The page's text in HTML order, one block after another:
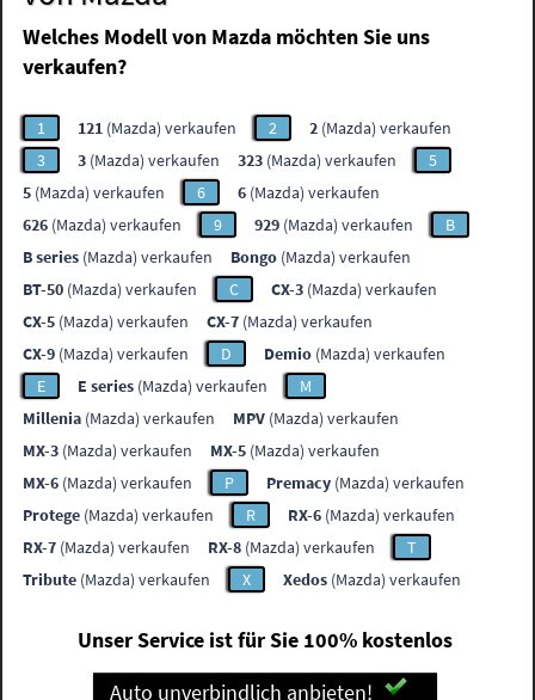
Welches Modell von Mazda möchten Sie uns
verkaufen?
1 121 (Mazda) verkaufen 2 2 (Mazda) verkaufen
3
3 (Mazda) verkaufen 323 (Mazda) verkaufen
5
5 (Mazda) verkaufen 6 6 (Mazda) verkaufen
626 (Mazda) verkaufen 9 929 (Mazda) verkaufen
B
B series (Mazda) verkaufen Bongo (Mazda) verkaufen
BT-50 (Mazda) verkaufen C CX-3 (Mazda) verkaufen
CX-5 (Mazda) verkaufen CX-7 (Mazda) verkaufen
CX-9 (Mazda) verkaufen D Demio (Mazda) verkaufen
E
E series (Mazda) verkaufen
M
Millenia (Mazda) verkaufen MPV (Mazda) verkaufen
MX-3 (Mazda) verkaufen MX-5 (Mazda) verkaufen
MX-6 (Mazda) verkaufen P Premacy (Mazda) verkaufen
Protege (Mazda) verkaufen R RX-6 (Mazda) verkaufen
RX-7 (Mazda) verkaufen RX-8 (Mazda) verkaufen
T
Tribute (Mazda) verkaufen X Xedos (Mazda) verkaufen
Unser Service ist für Sie 100% kostenlos
Auto unverbindlich anbieten!